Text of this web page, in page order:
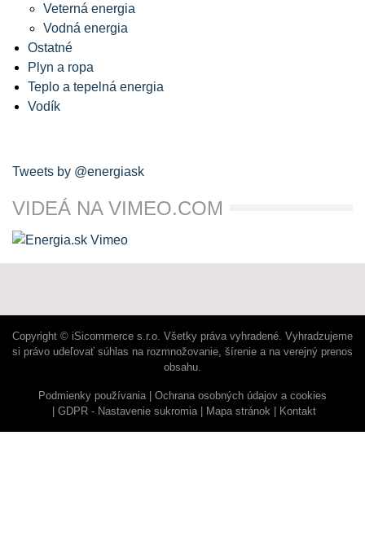
Veterná energia
Vodná energia
Ostatné
Plyn a ropa
Teplo a tepelná energia
Vodík
Tweets by @energiask
VIDEÁ NA VIMEO.COM
Copyright © iSicommerce s.r.o. Všetky práva vyhradené. Vyhradzujeme
si právo udeľovať súhlas na rozmnožovanie, šírenie a na verejný prenos
obsahu.
Podmienky používania
Ochrana osobných údajov a cookies
GDPR - Nastavenie sukromia
Mapa stránok Kontakt